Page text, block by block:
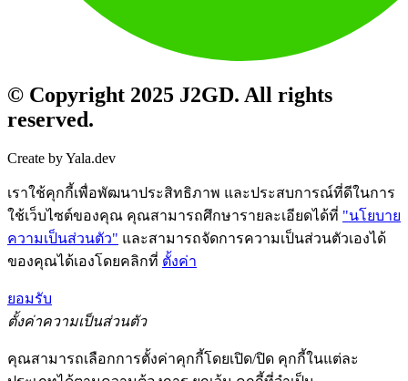
© Copyright 2025 J2GD. All rights
reserved.
Create by Yala.dev
เราใช้คุกกี้เพื่อพัฒนาประสิทธิภาพ และประสบการณ์ที่ดีในการ
ใช้เว็บไซต์ของคุณ คุณสามารถศึกษารายละเอียดได้ที่ "นโยบาย
ความเป็นส่วนตัว" และสามารถจัดการความเป็นส่วนตัวเองได้
ของคุณได้เองโดยคลิกที่ ตั้งค่า
ยอมรับ
ตั้งค่าความเป็นส่วนตัว
คุณสามารถเลือกการตั้งค่าคุกกี้โดยเปิด/ปิด คุกกี้ในแต่ละ